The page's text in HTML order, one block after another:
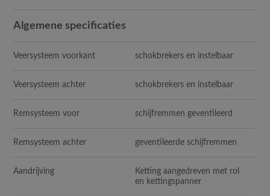
Algemene specificaties
Veersysteem voorkant schokbrekers en instelbaar
Veersysteem achter schokbrekers en instelbaar
Remsysteem voor schijfremmen geventileerd
Remsysteem achter geventileerde schijfremmen
Aandrijving
Ketting aangedreven met rol
en kettingspanner